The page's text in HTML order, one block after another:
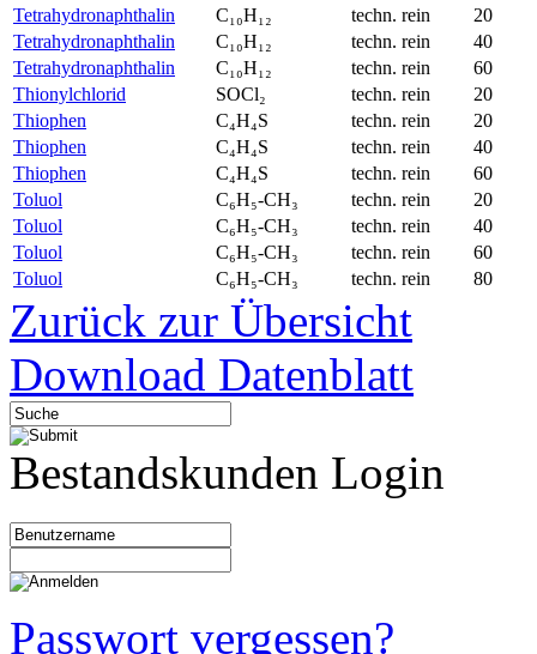
Tetrahydronaphthalin
C₁₀H₁₂ techn. rein
20
Tetrahydronaphthalin
C₁₀H₁₂ techn. rein
40
Tetrahydronaphthalin
C₁₀H₁₂ techn. rein
60
Thionylchlorid
SOCl₂ techn. rein
20
Thiophen
C₄H₄S techn. rein
20
Thiophen
C₄H₄S techn. rein
40
Thiophen
C₄H₄S techn. rein
60
Toluol
C₆H₅-CH₃ techn. rein
20
Toluol
C₆H₅-CH₃ techn. rein
40
Toluol
C₆H₅-CH₃ techn. rein
60
Toluol
C₆H₅-CH₃ techn. rein 80
Zurück zur Übersicht
Download Datenblatt
Bestandskunden Login
Passwort vergessen?